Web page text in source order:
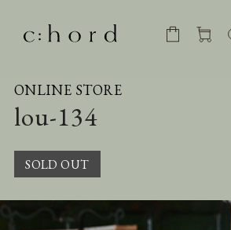
ONLINE STORE
lou-134